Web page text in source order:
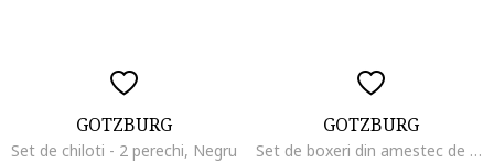
GOTZBURG
Set de chiloti - 2 perechi, Negru
GOTZBURG
Set de boxeri din amestec de bumbac - 2 perechi, Negru